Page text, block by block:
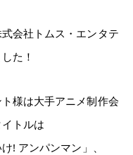
会社トムス・エンタテ
た！
様は大手アニメ制作会
トルは
! アンパンマン」、